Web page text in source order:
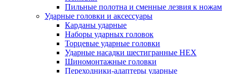
Пильные полотна и сменные лезвия к ножам
Ударные головки и аксессуары
Карданы ударные
Наборы ударных головок
Торцевые ударные головки
Ударные насадки шестигранные HEX
Шиномонтажные головки
Переходники-адаптеры ударные